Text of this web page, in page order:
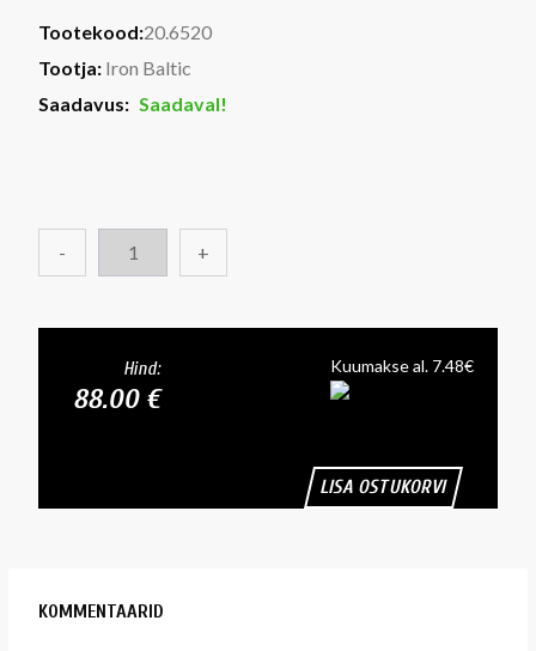
Tootekood:20.6520
Tootja: Iron Baltic
Saadavus: Saadaval!
- +
Hind:
88.00 €
Kuumakse al. 7.48€
LISA OSTUKORVI
KOMMENTAARID